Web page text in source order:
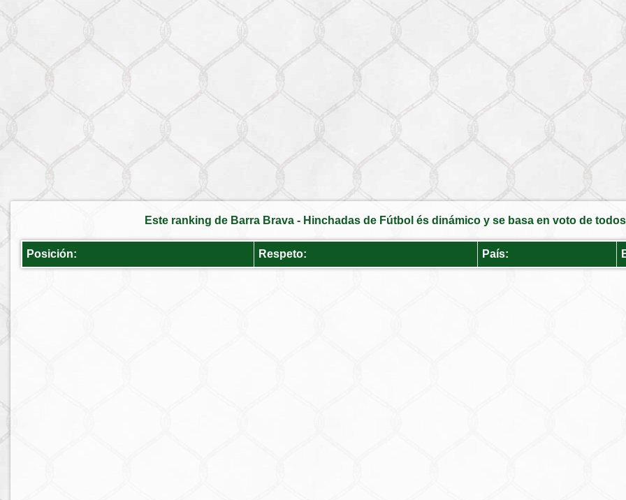
Este ranking de Barra Brava - Hinchadas de Fútbol és dinámico y se basa en voto de
Posición: Respeto: País: